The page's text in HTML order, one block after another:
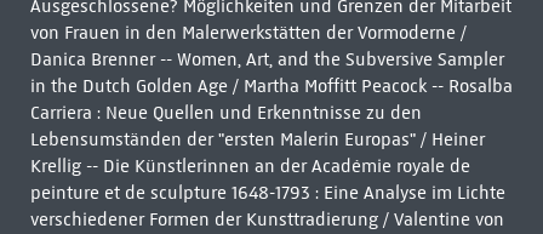
Ausgeschlossene? Möglichkeiten und Grenzen der Mitarbeit
von Frauen in den Malerwerkstätten der Vormoderne /
Danica Brenner -- Women, Art, and the Subversive Sampler
in the Dutch Golden Age / Martha Moffitt Peacock -- Rosalba
Carriera : Neue Quellen und Erkenntnisse zu den
Lebensumständen der "ersten Malerin Europas" / Heiner
Krellig -- Die Künstlerinnen an der Académie royale de
peinture et de sculpture 1648-1793 : Eine Analyse im Lichte
verschiedener Formen der Kunsttradierung / Valentine von